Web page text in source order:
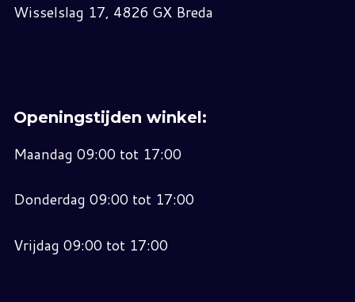
Wisselslag 17, 4826 GX Breda
Openingstijden winkel:
Maandag 09:00 tot 17:00
Donderdag 09:00 tot 17:00
Vrijdag 09:00 tot 17:00